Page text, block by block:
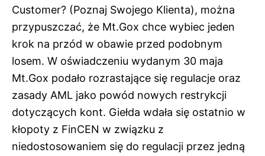
Customer? (Poznaj Swojego Klienta), można
przypuszczać, że Mt.Gox chce wybiec jeden
krok na przód w obawie przed podobnym
losem. W oświadczeniu wydanym 30 maja
Mt.Gox podało rozrastające się regulacje oraz
zasady AML jako powód nowych restrykcji
dotyczących kont. Giełda wdała się ostatnio w
kłopoty z FinCEN w związku z
niedostosowaniem się do regulacji przez jedną